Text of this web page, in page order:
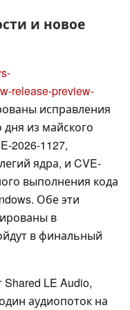
и новое
release-preview-
исправления
дня из майского
2026-1127,
ядра, и CVE-
выполнения кода
Обе эти
в
в финальный
LE Audio,
аудиопоток на